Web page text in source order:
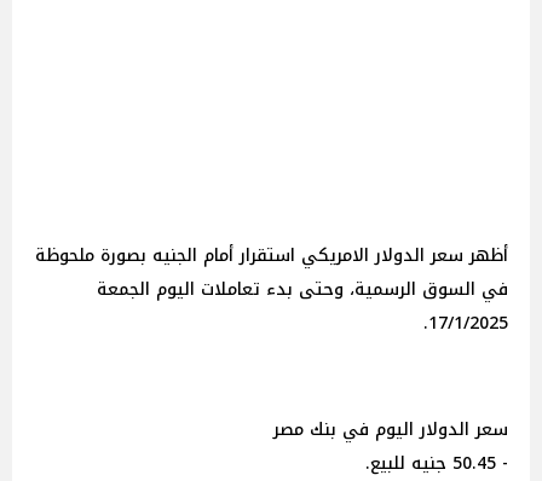
أظهر سعر الدولار الامريكي استقرار أمام الجنيه بصورة ملحوظة
في السوق الرسمية، وحتى بدء تعاملات اليوم الجمعة
17/1/2025.
سعر الدولار اليوم في بنك مصر
- 50.45 جنيه للبيع.